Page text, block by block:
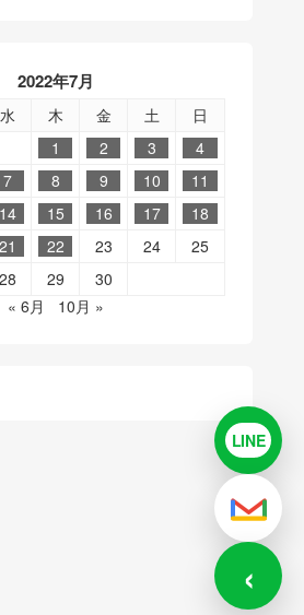
2022年7月
水 木 金 土
日
1
2 3
4
7 8 9 10
11
14 15 16 17
18
21 22 23 24
25
28 29
30
« 6月
10月 »
LINELINEで
メール
‹